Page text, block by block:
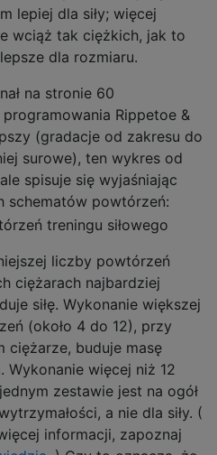
lepiej dla siły; więcej
wciąż tak ciężkich, jak to
dla rozmiaru.
na stronie 60
Rippetoe &
(gradacje od zakresu do
surowe), ten wykres od
spisuje się wyjaśniając
schematów powtórzeń:
liczby powtórzeń
ciężarach najbardziej
siłę. Wykonanie większej
(około 4 do 12), przy
ciężarze, buduje masę
Wykonanie więcej niż 12
zestawie jest na ogół
a nie dla siły. (
informacji, zapoznaj